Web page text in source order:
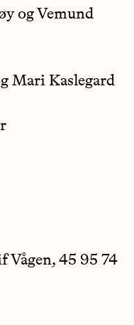
og Vemund
Mari Kaslegard
Vågen, 45 95 74